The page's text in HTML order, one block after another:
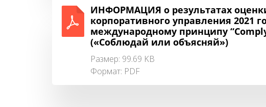
ИНФОРМАЦИЯ о результатах
корпоративного управления 2021
международному принципу
(«Соблюдай или объясняй»)
Размер: 99.69 KB
Формат: PDF